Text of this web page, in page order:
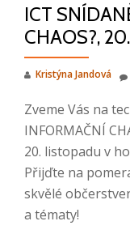
ICT
CHAOS?,
Kristýna Jandová
Zveme Vás na
INFORMAČNÍ
20. listopadu v
Přijďte na
skvělé
a tématy!